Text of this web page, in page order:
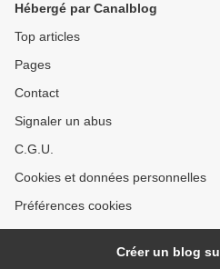
Hébergé par Canalblog
Top articles
Pages
Contact
Signaler un abus
C.G.U.
Cookies et données personnelles
Préférences cookies
Créer un blog